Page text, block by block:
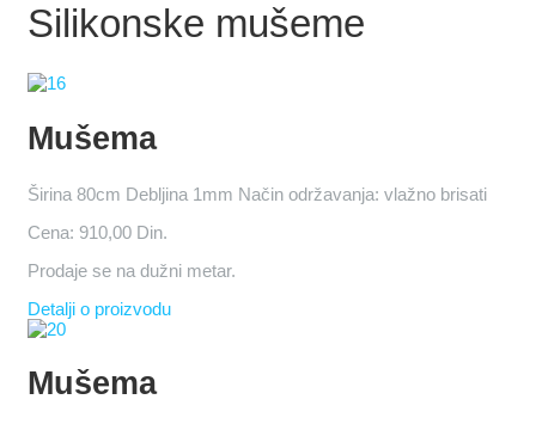
Silikonske mušeme
Mušema
Širina 80cm Debljina 1mm Način održavanja: vlažno brisati
Cena: 910,00 Din.
Prodaje se na dužni metar.
Detalji o proizvodu
Mušema